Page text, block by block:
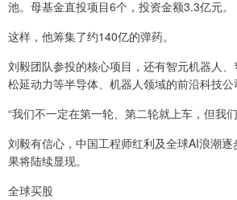
池。母基金直投项目6个，投资金额3.3亿元。
这样，他筹集了约140亿的弹药。
刘毅团队参投的核心项目，还有智元机器人、
松延动力等半导体、机器人领域的前沿科技公
“我们不一定在第一轮、第二轮就上车，但我
刘毅有信心，中国工程师红利及全球AI浪潮
果将陆续显现。
全球买股